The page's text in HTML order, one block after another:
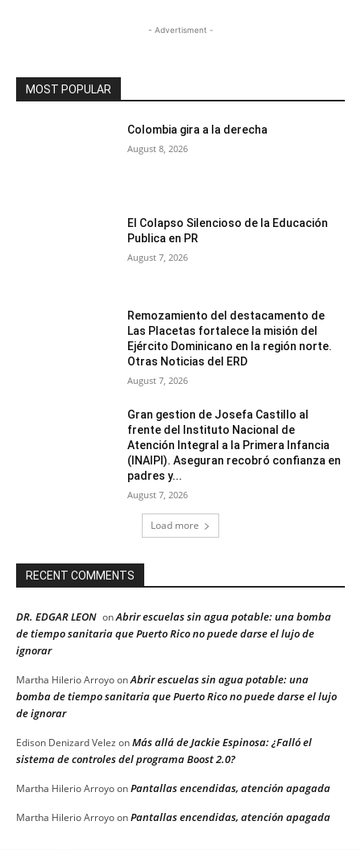
- Advertisment -
MOST POPULAR
Colombia gira a la derecha
August 8, 2026
El Colapso Silencioso de la Educación
Publica en PR
August 7, 2026
Remozamiento del destacamento de
Las Placetas fortalece la misión del
Ejército Dominicano en la región norte.
Otras Noticias del ERD
August 7, 2026
Gran gestion de Josefa Castillo al
frente del Instituto Nacional de
Atención Integral a la Primera Infancia
(INAIPI). Aseguran recobró confianza en
padres y...
August 7, 2026
Load more
RECENT COMMENTS
DR. EDGAR LEON onAbrir escuelas sin agua potable: una bomba
de tiempo sanitaria que Puerto Rico no puede darse el lujo de
ignorar
Martha Hilerio ArroyoonAbrir escuelas sin agua potable: una
bomba de tiempo sanitaria que Puerto Rico no puede darse el lujo
de ignorar
Edison Denizard Velez onMás allá de Jackie Espinosa: ¿Falló el
sistema de controles del programa Boost 2.0?
Martha Hilerio ArroyoonPantallas encendidas, atención apagada
Martha Hilerio ArroyoonPantallas encendidas, atención apagada